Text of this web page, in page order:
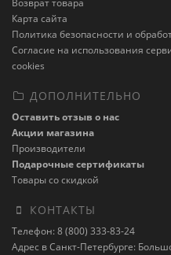
Возврат товара
Карта сайта
Политика безопасности и
Cогласие на использования
cookies
ДОПОЛНИТЕЛЬНО
Оставить отзыв о нас
Акции магазина
Производители
Подарочные сертификаты
Товары со скидкой
КОНТАКТЫ
Телефон: 8 (800) 333-83-24
Адрес в Санкт-Петербурге: